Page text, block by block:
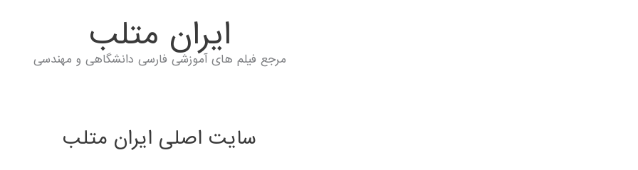
ايران متلب
مرجع فیلم های آموزشی فارسی دانشگاهی و مهندسی
سایت اصلی ایران متلب